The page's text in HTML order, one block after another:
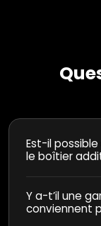
Est-il
le boîtier
Y a-t’il une
conviennent